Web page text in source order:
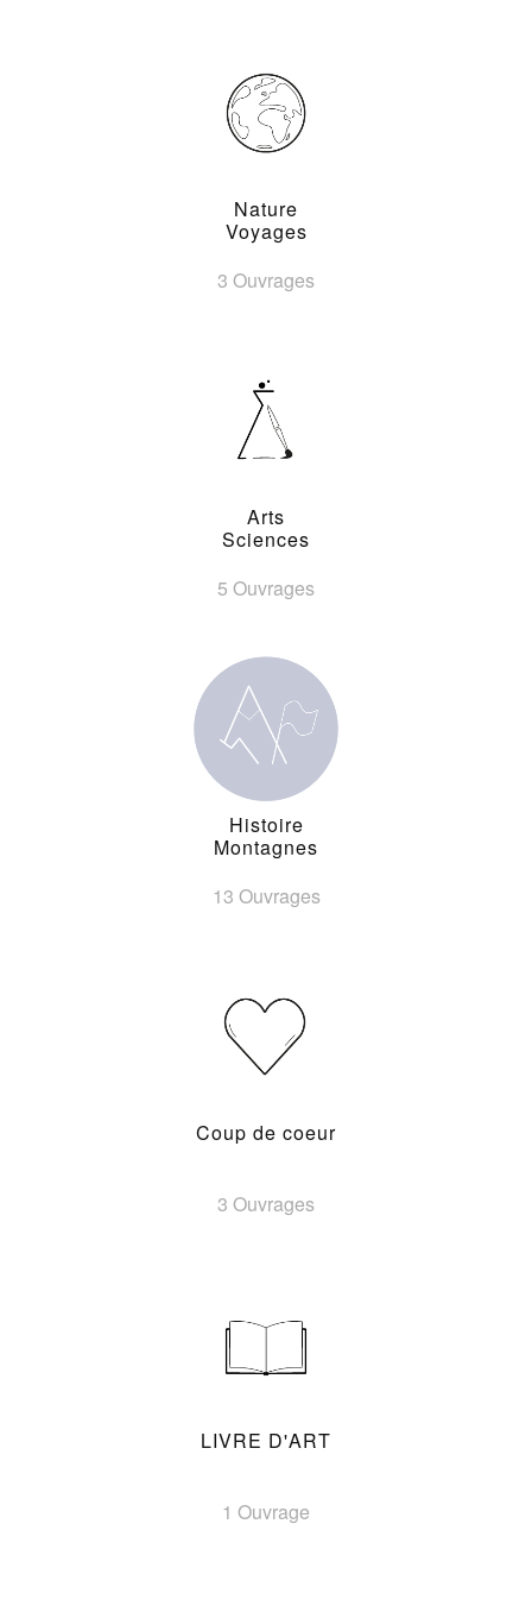
Nature
Voyages
3 Ouvrages
Arts
Sciences
5 Ouvrages
Histoire
Montagnes
13 Ouvrages
Coup de coeur
3 Ouvrages
LIVRE D'ART
1 Ouvrage